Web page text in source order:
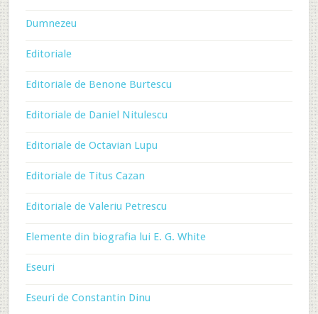
Dumnezeu
Editoriale
Editoriale de Benone Burtescu
Editoriale de Daniel Nitulescu
Editoriale de Octavian Lupu
Editoriale de Titus Cazan
Editoriale de Valeriu Petrescu
Elemente din biografia lui E. G. White
Eseuri
Eseuri de Constantin Dinu